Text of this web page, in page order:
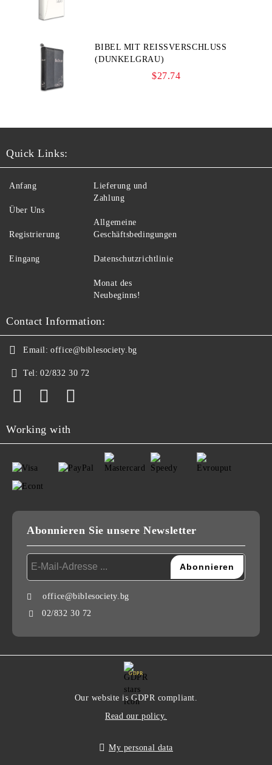
BIBEL MIT REISSVERSCHLUSS (
DUNKELGRAU)
$27.74
Quick Links:
Anfang
Über Uns
Registrierung
Eingang
Lieferung und
Zahlung
Allgemeine
Geschäftsbedingungen
Datenschutzrichtlinie
Monat des
Neubeginns!
Contact Information:
Email: office@biblesociety.bg
Tel: 02/832 30 72
Working with
Abonnieren Sie unsere Newsletter
office@biblesociety.bg
02/832 30 72
GDPR
Our website is GDPR compliant.
Read our policy.
My personal data